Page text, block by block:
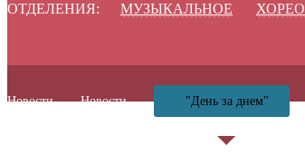
ОТДЕЛЕНИЯ:
МУЗЫКАЛЬНОЕ
Новости Новости "День за днем"